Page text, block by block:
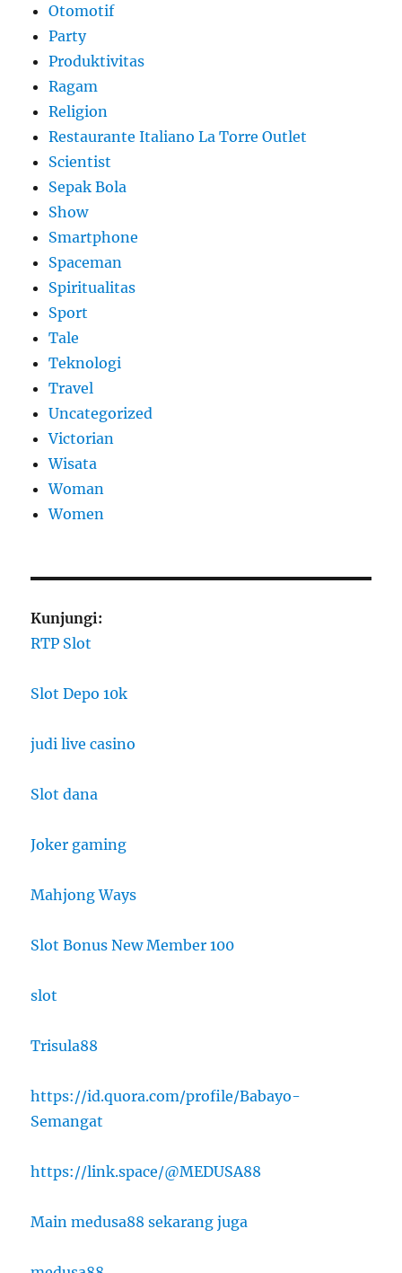
Otomotif
Party
Produktivitas
Ragam
Religion
Restaurante Italiano La Torre Outlet
Scientist
Sepak Bola
Show
Smartphone
Spaceman
Spiritualitas
Sport
Tale
Teknologi
Travel
Uncategorized
Victorian
Wisata
Woman
Women
Kunjungi:
RTP Slot
Slot Depo 10k
judi live casino
Slot dana
Joker gaming
Mahjong Ways
Slot Bonus New Member 100
slot
Trisula88
https://id.quora.com/profile/Babayo-
Semangat
https://link.space/@MEDUSA88
Main medusa88 sekarang juga